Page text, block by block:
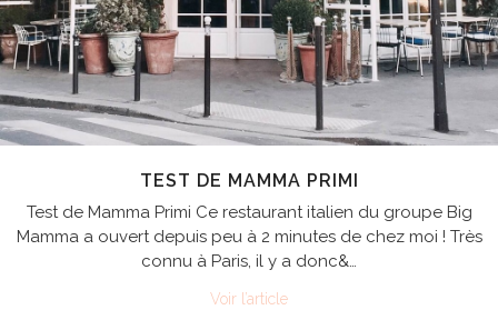
TEST DE MAMMA PRIMI
Test de Mamma Primi Ce restaurant italien du groupe Big
Mamma a ouvert depuis peu à 2 minutes de chez moi ! Très
connu à Paris, il y a donc&…
Voir l’article